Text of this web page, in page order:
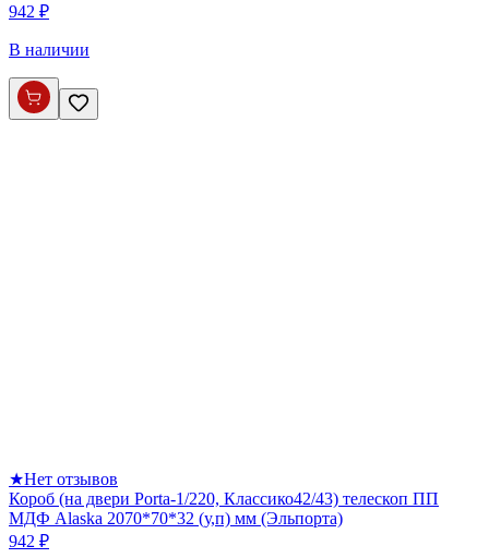
942 ₽
В наличии
★Нет отзывов
Короб (на двери Porta-1/220, Классико42/43) телескоп ПП
МДФ Alaska 2070*70*32 (у,п) мм (Эльпорта)
942 ₽